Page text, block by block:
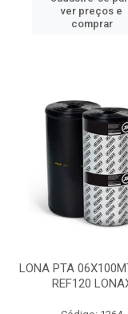
ver preços e
comprar
LONA PTA
REF120